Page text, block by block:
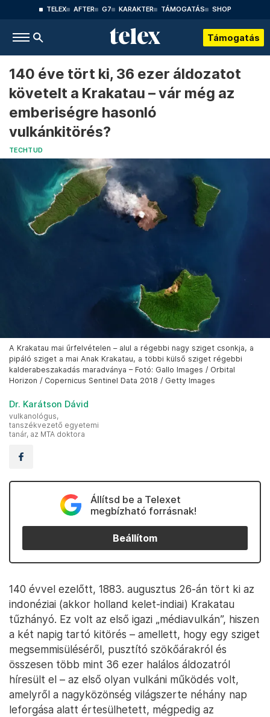
TELEX AFTER G7 KARAKTER TÁMOGATÁS SHOP
Támogatás
140 éve tört ki, 36 ezer áldozatot
követelt a Krakatau – vár még az
emberiségre hasonló
vulkánkitörés?
TECHTUD
A Krakatau mai űrfelvételen – alul a régebbi nagy sziget csonkja, a
pipáló sziget a mai Anak Krakatau, a többi külső sziget régebbi
kalderabeszakadás maradványa – Fotó: Gallo Images / Orbital
Horizon / Copernicus Sentinel Data 2018 / Getty Images
Dr. Karátson Dávid
vulkanológus,
tanszékvezető egyetemi
tanár, az MTA doktora
Állítsd be a Telexet
megbízható forrásnak!
Beállítom
140 évvel ezelőtt, 1883. augusztus 26-án tört ki az
indonéziai (akkor holland kelet-indiai) Krakatau
tűzhányó. Ez volt az első igazi „médiavulkán”, hiszen
a két napig tartó kitörés – amellett, hogy egy sziget
megsemmisüléséről, pusztító szökőárakról és
összesen több mint 36 ezer halálos áldozatról
híresült el – az első olyan vulkáni működés volt,
amelyről a nagyközönség világszerte néhány nap
leforgása alatt értesülhetett, mégpedig az